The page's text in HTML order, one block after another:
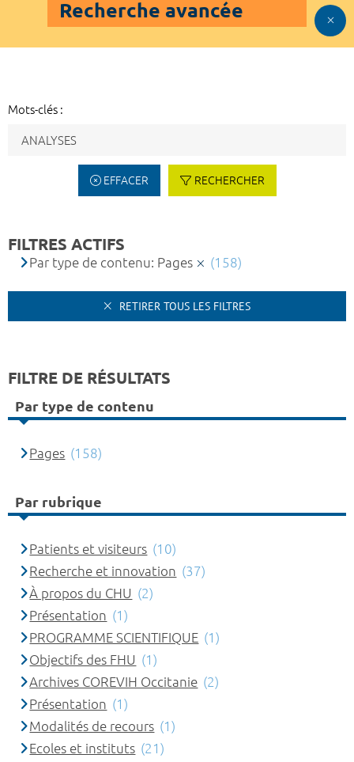
Recherche avancée
Mots-clés :
EFFACER RECHERCHER
FILTRES ACTIFS
Par type de contenu: Pages (158)
RETIRER TOUS LES FILTRES
FILTRE DE RÉSULTATS
Par type de contenu
Pages (158)
Par rubrique
Patients et visiteurs (10)
Recherche et innovation (37)
À propos du CHU (2)
Présentation (1)
PROGRAMME SCIENTIFIQUE (1)
Objectifs des FHU (1)
Archives COREVIH Occitanie (2)
Présentation (1)
Modalités de recours (1)
Ecoles et instituts (21)